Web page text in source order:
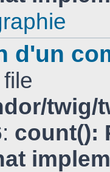
d'un
: count():